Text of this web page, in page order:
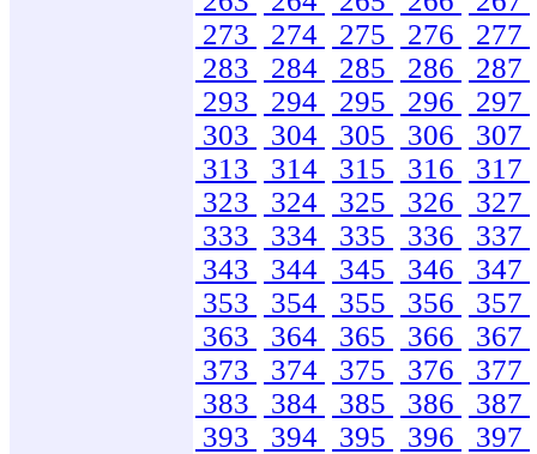
273
274 275 276
277
283
284 285 286
287
293
294 295 296
297
303
304 305 306
307
313
314 315 316
317
323
324 325 326
327
333
334 335 336
337
343
344 345 346
347
353
354 355 356
357
363
364 365 366
367
373
374 375 376
377
383
384 385 386
387
393
394 395 396
397